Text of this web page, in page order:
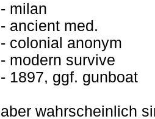
- milan
- ancient med.
- colonial anonym
- modern survive
- 1897, ggf. gunboat
aber wahrscheinlich